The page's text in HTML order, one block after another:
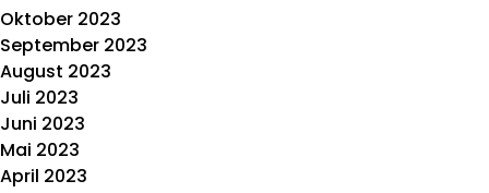
Oktober 2023
September 2023
August 2023
Juli 2023
Juni 2023
Mai 2023
April 2023